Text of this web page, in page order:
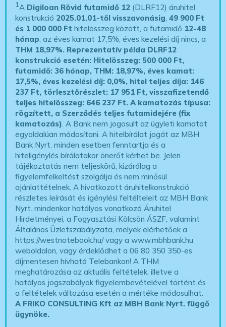
1A Digiloan Rövid futamidő 12 (DLRF12) áruhitel
konstrukció 2025.01.01-től visszavonásig,49 900 Ft
és 1 000 000 Ft hitelösszeg között, a futamidő 12-48
hónap, az éves kamat 17,5%, éves kezelési díj nincs, a
THM 18,97%. Reprezentatív példa DLRF12
konstrukció esetén: Hitelösszeg: 500 000 Ft,
futamidő: 36 hónap, THM: 18,97%, éves kamat:
17,5%, éves kezelési díj: 0,0%, hitel teljes díja: 146
237 Ft, törlesztőrészlet: 17 951 Ft, visszafizetendő
teljes hitelösszeg: 646 237 Ft.A kamatozás típusa:
rögzített, a Szerződés teljes futamidejére (fix
kamatozás). A Bank nem jogosult az ügyleti kamatot
egyoldalúan módosítani. A hitelbírálat jogát az MBH
Bank Nyrt. minden esetben fenntartja és a
hiteligénylés bírálatakor önerőt kérhet be. Jelen
tájékoztatás nem teljeskörű, kizárólag a
figyelemfelkeltést szolgálja és nem minősül
ajánlattételnek. A hivatkozott áruhitelkonstrukció
részletes leírását és igénylési feltélteleit az MBH Bank
Nyrt. mindenkor hatályos vonatkozó Áruhitel
Hirdetményei, a Fogyasztási Kölcsön ÁSZF, valamint
Általános Üzletszabályzata, melyek elérhetőek a
https://westnotebook.hu/vagy a www.mbhbank.hu
weboldalon, vagy érdeklődhet a 06 80 350 350-es
díjmentesen hívható Telebankon! A THM
meghatározása az aktuális feltételek, illetve a
hatályos jogszabályok figyelembevételével történt és
a feltételek változása esetén a mértéke módosulhat.
A FRIKO CONSULTING Kft az MBH Bank Nyrt. függő
ügynöke.